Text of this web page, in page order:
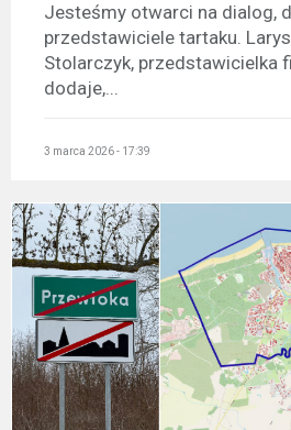
Jesteśmy otwarci na dialog,
przedstawiciele tartaku.
Stolarczyk, przedstawicielka
dodaje,...
3 marca 2026 - 17:39